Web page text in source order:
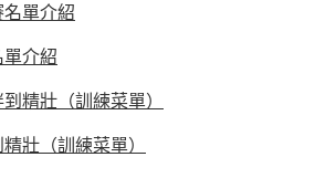
介紹
壯（訓練菜單）